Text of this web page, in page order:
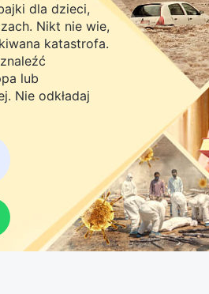
dla dzieci,
Nikt nie wie,
katastrofa.
lub
Nie odkładaj